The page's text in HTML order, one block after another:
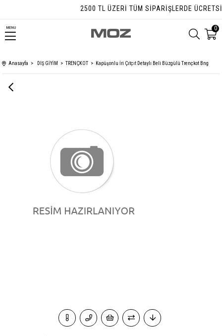
2500 TL ÜZERI TÜM SIPARIŞLERDE
MENU 0
Anasayfa DIŞ GİYİM TRENÇKOT Kapüşonlu İri Çıtçıt Detaylı Beli Büzgülü Trençkot Bng